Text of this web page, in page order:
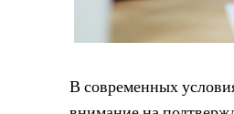
В современных